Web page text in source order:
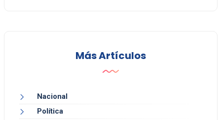
Más Artículos
Nacional
Política